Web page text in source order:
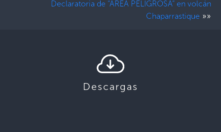
Declaratoria de “AREA PELIGROSA” en volcán
Chaparrastique »»
Descargas